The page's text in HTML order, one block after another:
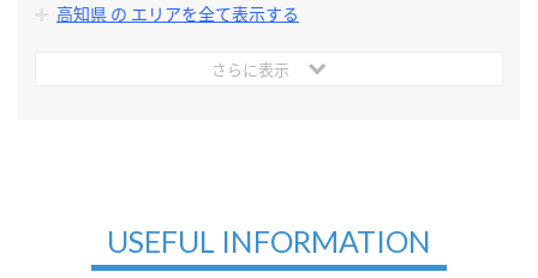
高知県 の エリアを全て表示する
さらに表示
USEFUL INFORMATION